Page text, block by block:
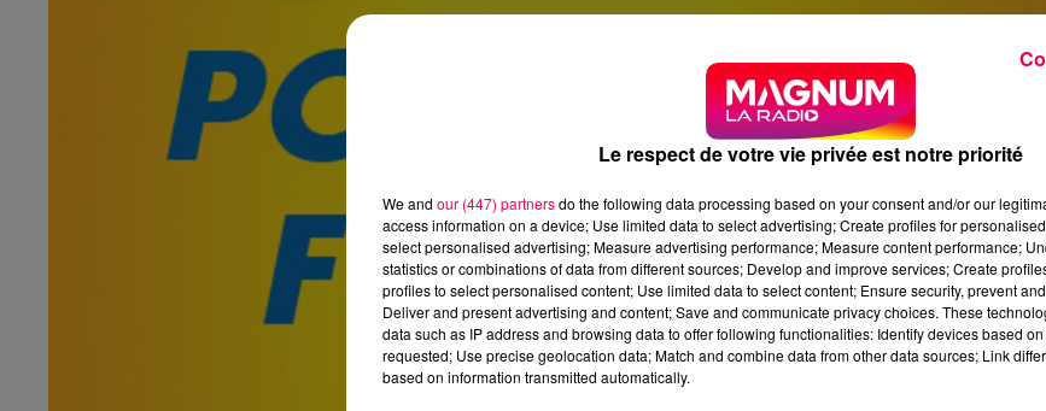
Le respect de votre vie privée est notre priorité
We and our (447) partnersdo the following data processing based on your consent and/or our
access information on a device; Use limited data to select advertising; Create profiles for
select personalised advertising; Measure advertising performance; Measure content performance;
statistics or combinations of data from different sources; Develop and improve services; Create
profiles to select personalised content; Use limited data to select content; Ensure security, prevent
Deliver and present advertising and content; Save and communicate privacy choices. These
data such as IP address and browsing data to offer following functionalities: Identify devices based
requested; Use precise geolocation data; Match and combine data from other data sources; Link
based on information transmitted automatically.